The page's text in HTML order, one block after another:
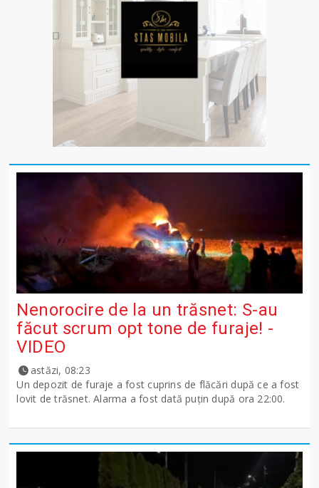
Nenorocire de la un trăsnet: S-au
făcut scrum opt tone de furaje! -
VIDEO
astăzi, 08:23
Un depozit de furaje a fost cuprins de flăcări după ce a fost
lovit de trăsnet. Alarma a fost dată puțin după ora 22:00.